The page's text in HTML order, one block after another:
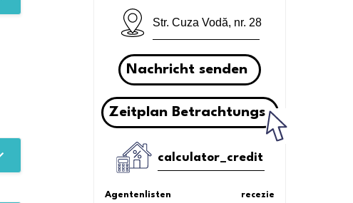
Str. Cuza Vodă, nr. 28
Nachricht senden
Zeitplan Betrachtungs
calculator_credit
Agentenlisten recezie